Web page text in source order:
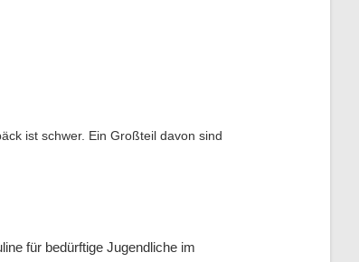
ist schwer. Ein Großteil davon sind
für bedürftige Jugendliche im